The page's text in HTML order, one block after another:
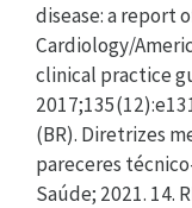
disease: a report
Cardiology/
clinical practice
(BR). Diretrizes
pareceres
Saúde; 2021. 14.